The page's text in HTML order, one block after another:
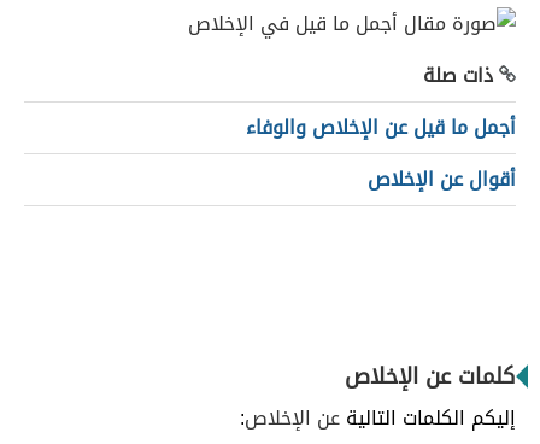
ذات صلة
أجمل ما قيل عن الإخلاص والوفاء
أقوال عن الإخلاص
كلمات عن الإخلاص
إليكم الكلمات التاليةعن الإخلاص: